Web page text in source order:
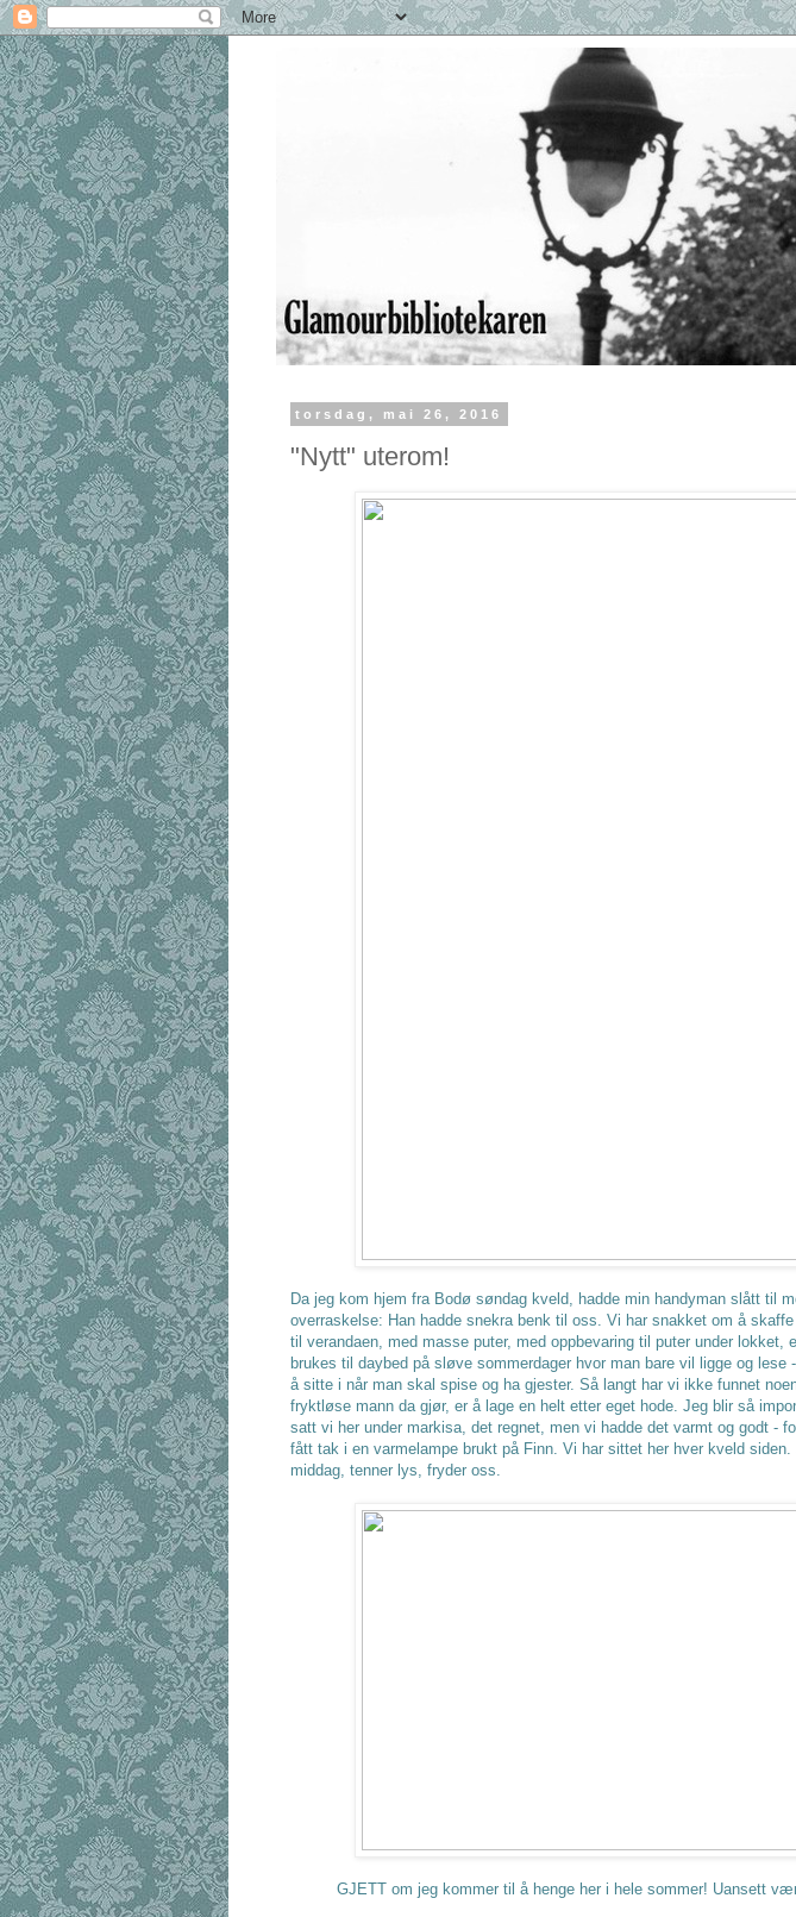
torsdag, mai 26, 2016
"Nytt" uterom!
Da jeg kom hjem fra Bodø søndag kveld, hadde min handyman slått til
overraskelse: Han hadde snekra benk til oss. Vi har snakket om å
til verandaen, med masse puter, med oppbevaring til puter under lokket,
brukes til daybed på sløve sommerdager hvor man bare vil ligge og lese
å sitte i når man skal spise og ha gjester. Så langt har vi ikke funnet
fryktløse mann da gjør, er å lage en helt etter eget hode. Jeg blir så
satt vi her under markisa, det regnet, men vi hadde det varmt og godt -
fått tak i en varmelampe brukt på Finn. Vi har sittet her hver kveld
middag, tenner lys, fryder oss.
GJETT om jeg kommer til å henge her i hele sommer! Uansett